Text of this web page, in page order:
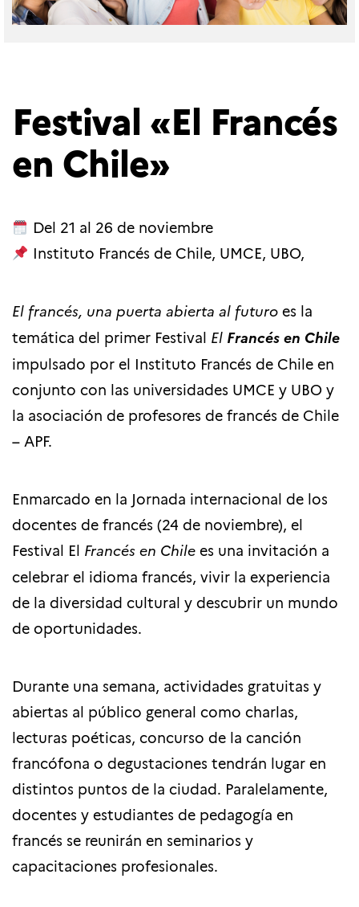
Festival «El Francés
en Chile»
Del 21 al 26 de noviembre
Instituto Francés de Chile, UMCE, UBO,
El francés, una puerta abierta al futuro es la
temática del primer Festival El Francés en Chile
impulsado por el Instituto Francés de Chile en
conjunto con las universidades UMCE y UBO y
la asociación de profesores de francés de Chile
– APF.
Enmarcado en la Jornada internacional de los
docentes de francés (24 de noviembre), el
Festival El Francés en Chile es una invitación a
celebrar el idioma francés, vivir la experiencia
de la diversidad cultural y descubrir un mundo
de oportunidades.
Durante una semana, actividades gratuitas y
abiertas al público general como charlas,
lecturas poéticas, concurso de la canción
francófona o degustaciones tendrán lugar en
distintos puntos de la ciudad. Paralelamente,
docentes y estudiantes de pedagogía en
francés se reunirán en seminarios y
capacitaciones profesionales.